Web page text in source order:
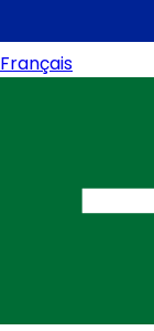
Français